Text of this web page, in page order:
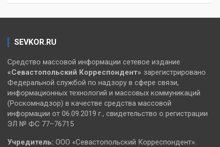
SEVKOR.RU
Средство массовой информации сетевое издание
«Севастопольский Корреспондент» зарегистрировано
Федеральной службой по надзору в сфере связи,
информационных технологий и массовых коммуникаций
(Роскомнадзор) в качестве средства массовой
информации от 06.09.2019 г., свидетельство о регистрации
ЭЛ № ФС 77–76715
Учредитель: ООО «Севастопольский Корреспондент».